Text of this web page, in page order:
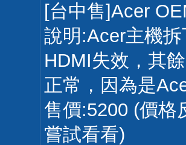
[台中售]Acer
說明:Acer主機
HDMI失效，其
正常，因為是
售價:5200 (價格
嘗試看看)